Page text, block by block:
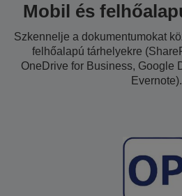
Mobil és
Szkennelje a dokumentumokat
felhőalapú tárhelyekre
OneDrive for Business, Google
Evernote).